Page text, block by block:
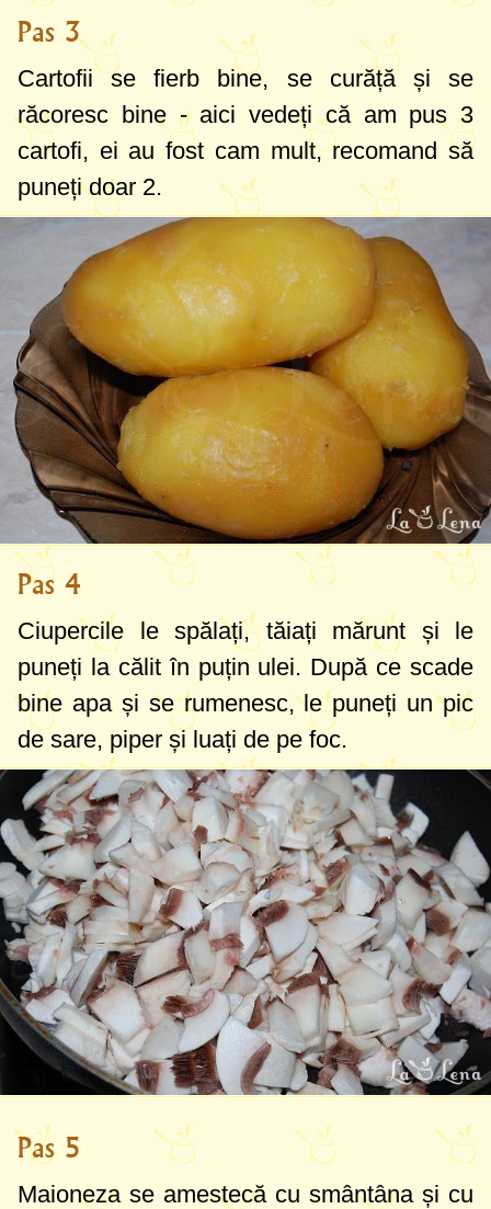
Pas 3
Cartofii se fierb bine, se curăță și se
răcoresc bine - aici vedeți că am pus 3
cartofi, ei au fost cam mult, recomand să
puneți doar 2.
Pas 4
Ciupercile le spălați, tăiați mărunt și le
puneți la călit în puțin ulei. După ce scade
bine apa și se rumenesc, le puneți un pic
de sare, piper și luați de pe foc.
Pas 5
Maioneza se amestecă cu smântâna și cu